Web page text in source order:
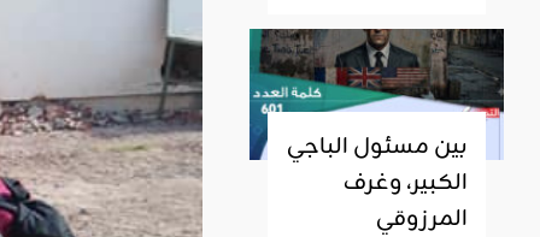
بين مسئول الباجي
الكبير، وغرف
المرزوقي